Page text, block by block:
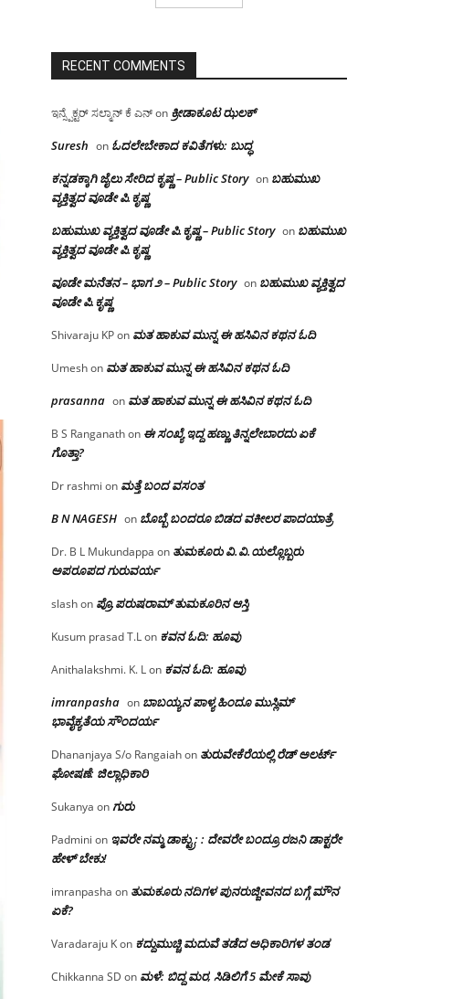
RECENT COMMENTS
ಇನ್ಸ್ಪೆಕ್ಟರ್ ಸಲ್ಮಾನ್ ಕೆ ಎನ್on ಕ್ರೀಡಾಕೂಟ ಝಲಕ್
Suresh on ಓದಲೇಬೇಕಾದ‌ ಕವಿತೆಗಳು: ಬುದ್ಧ
ಕನ್ನಡಕ್ಕಾಗಿ ಜೈಲು ಸೇರಿದ ಕೃಷ್ಣ – Public Story on ಬಹುಮುಖ
ವ್ಯಕ್ತಿತ್ವದ ವೂಡೇ ಪಿ.ಕೃಷ್ಣ
ಬಹುಮುಖ ವ್ಯಕ್ತಿತ್ವದ ವೂಡೇ ಪಿ.ಕೃಷ್ಣ – Public Story on ಬಹುಮುಖ
ವ್ಯಕ್ತಿತ್ವದ ವೂಡೇ ಪಿ.ಕೃಷ್ಣ
ವೂಡೇ ಮನೆತನ – ಭಾಗ ೨ – Public Story on ಬಹುಮುಖ ವ್ಯಕ್ತಿತ್ವದ
ವೂಡೇ ಪಿ.ಕೃಷ್ಣ
Shivaraju KPon ಮತ ಹಾಕುವ ಮುನ್ನ ಈ ಹಸಿವಿನ ಕಥನ ಓದಿ
Umeshon ಮತ ಹಾಕುವ ಮುನ್ನ ಈ ಹಸಿವಿನ ಕಥನ ಓದಿ
prasanna on ಮತ ಹಾಕುವ ಮುನ್ನ ಈ ಹಸಿವಿನ ಕಥನ ಓದಿ
B S Ranganathon ಈ ಸಂಖ್ಯೆ ಇದ್ದ ಹಣ್ಣು ತಿನ್ನಲೇಬಾರದು ಏಕೆ
ಗೊತ್ತಾ?
Dr rashmi on ಮತ್ತೆ ಬಂದ ವಸಂತ
B N NAGESH on ಬೊಬ್ಬೆ ಬಂದರೂ ಬಿಡದ ವಕೀಲರ ಪಾದಯಾತ್ರೆ
Dr. B L Mukundappa on ತುಮಕೂರು‌ ವಿ.ವಿ.ಯಲ್ಲೊಬ್ಬರು
ಅಪರೂಪದ ಗುರುವರ್ಯ
slashon ಪ್ರೊ.ಪರುಷರಾಮ್ ತುಮಕೂರಿನ ಆಸ್ತಿ
Kusum prasad T.Lon ಕವನ ಓದಿ: ಹೂವು
Anithalakshmi. K. Lon ಕವನ ಓದಿ: ಹೂವು
imranpasha on ಬಾಬಯ್ಯನ ಪಾಳ್ಯ ಹಿಂದೂ ಮುಸ್ಲಿಮ್
ಭಾವೈಕ್ಯತೆಯ ಸೌಂದರ್ಯ
Dhananjaya S/o Rangaiahon ತುರುವೇಕೆರೆಯಲ್ಲಿ ರೆಡ್ ಅಲರ್ಟ್
ಘೋಷಣೆ: ಜಿಲ್ಲಾಧಿಕಾರಿ
Sukanya onಗುರು
Padmini on ಇವರೇ ನಮ್ಮ ಡಾಕ್ಟ್ರು; : ದೇವರೇ ಬಂದ್ರೂ ರಜನಿ ಡಾಕ್ಟರೇ
ಹೇಳ್ ಬೇಕು!
imranpasha on ತುಮಕೂರು ನದಿಗಳ ಪುನರುಜ್ಜೀವನದ ಬಗ್ಗೆ ಮೌನ
ಏಕೆ?
Varadaraju Kon ಕದ್ದುಮುಚ್ಚಿ ಮದುವೆ ತಡೆದ ಅಧಿಕಾರಿಗಳ ತಂಡ
Chikkanna SD on ಮಳೆ: ಬಿದ್ದ ಮರ, ಸಿಡಿಲಿಗೆ 5 ಮೇಕೆ ಸಾವು